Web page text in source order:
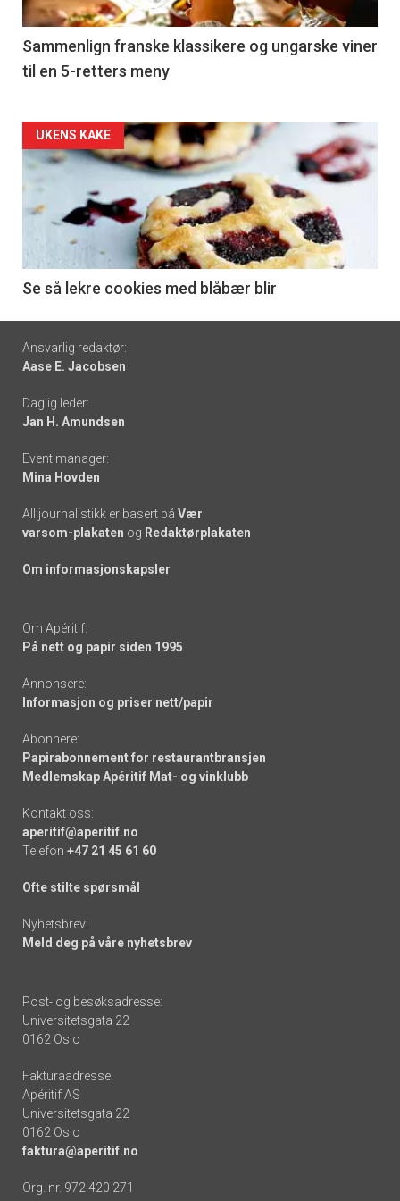
-
5
Sammenlign franske klassikere og ungarske viner
til en 5-retters meny
Forsiden
akkurat
nå
6
UKENS KAKE
Se så lekre cookies med blåbær blir
Footer
-
links
Ansvarlig redaktør:
Aase E. Jacobsen
Daglig leder:
Jan H. Amundsen
Event manager:
Mina Hovden
All journalistikk er basert på Vær
varsom-plakaten og Redaktørplakaten
Om informasjonskapsler
Om Apéritif:
På nett og papir siden 1995
Annonsere:
Informasjon og priser nett/papir
Abonnere:
Papirabonnement for restaurantbransjen
Medlemskap Apéritif Mat- og vinklubb
Kontakt oss:
aperitif@aperitif.no
Telefon +47 21 45 61 60
Ofte stilte spørsmål
Nyhetsbrev:
Meld deg på våre nyhetsbrev
Post- og besøksadresse:
Universitetsgata 22
0162 Oslo
Fakturaadresse:
Apéritif AS
Universitetsgata 22
0162 Oslo
faktura@aperitif.no
Org. nr. 972 420 271